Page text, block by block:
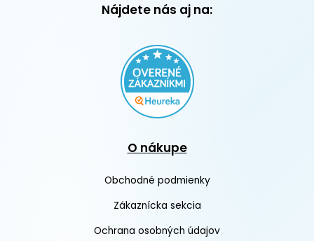
Nájdete nás aj na:
O nákupe
Obchodné podmienky
Zákaznícka sekcia
Ochrana osobných údajov